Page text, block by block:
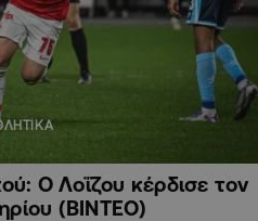
Ο Λοΐζου κέρδισε τον
(ΒΙΝΤΕΟ)